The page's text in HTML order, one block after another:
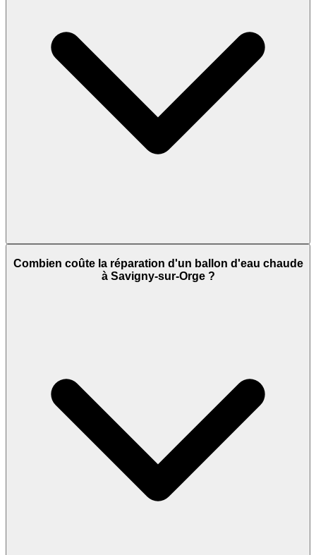
Combien coûte la réparation d'un ballon d'eau chaude
à Savigny-sur-Orge ?